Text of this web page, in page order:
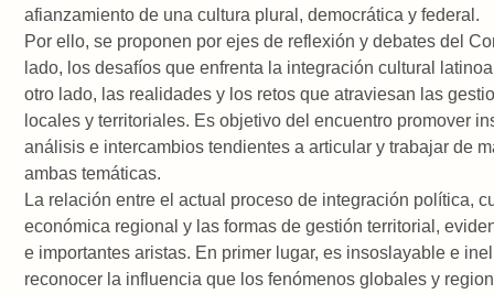
afianzamiento de una cultura plural, democrática y federal.
Por ello, se proponen por ejes de reflexión y debates del
lado, los desafíos que enfrenta la integración cultural
otro lado, las realidades y los retos que atraviesan las
locales y territoriales. Es objetivo del encuentro promover
análisis e intercambios tendientes a articular y trabajar de
ambas temáticas.
La relación entre el actual proceso de integración política,
económica regional y las formas de gestión territorial,
e importantes aristas. En primer lugar, es insoslayable e
reconocer la influencia que los fenómenos globales y